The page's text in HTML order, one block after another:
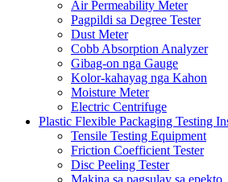
Air Permeability Meter
Pagpildi sa Degree Tester
Dust Meter
Cobb Absorption Analyzer
Gibag-on nga Gauge
Kolor-kahayag nga Kahon
Moisture Meter
Electric Centrifuge
Plastic Flexible Packaging Testing
Tensile Testing Equipment
Friction Coefficient Tester
Disc Peeling Tester
Makina sa pagsulay sa epekto